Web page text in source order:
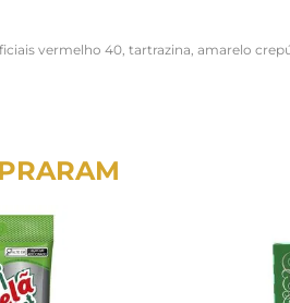
vermelho 40, tartrazina, amarelo